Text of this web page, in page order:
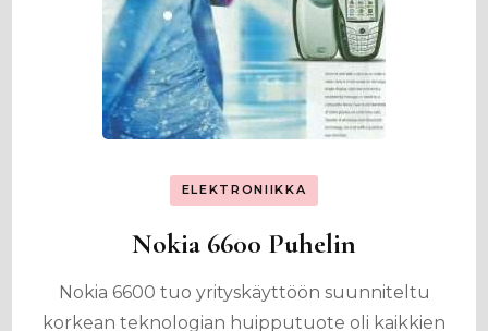
ELEKTRONIIKKA
Nokia 6600 Puhelin
Nokia 6600 tuo yrityskäyttöön suunniteltu
korkean teknologian huipputuote oli kaikkien